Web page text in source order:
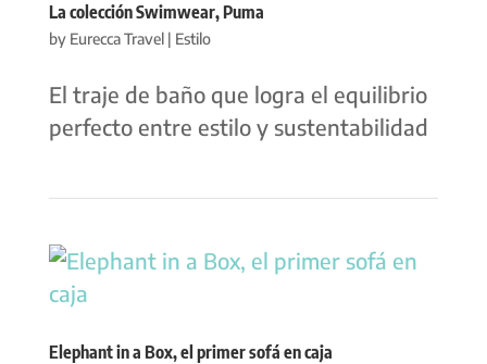
La colección Swimwear, Puma
by Eurecca Travel| Estilo
El traje de baño que logra el equilibrio
perfecto entre estilo y sustentabilidad
Elephant in a Box, el primer sofá en caja